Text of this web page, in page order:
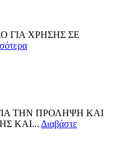
ΓΙΑ ΧΡΗΣΗΣ ΣΕ
ΤΗΝ ΠΡΟΛΗΨΗ ΚΑΙ
ΚΑΙ... Διαβάστε